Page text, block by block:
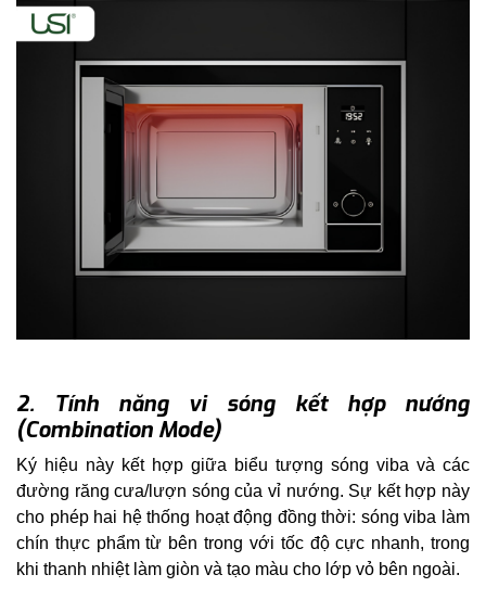
2. Tính năng vi sóng kết hợp nướng
(Combination Mode)
Ký hiệu này kết hợp giữa biểu tượng sóng viba và các
đường răng cưa/lượn sóng của vỉ nướng. Sự kết hợp này
cho phép hai hệ thống hoạt động đồng thời: sóng viba làm
chín thực phẩm từ bên trong với tốc độ cực nhanh, trong
khi thanh nhiệt làm giòn và tạo màu cho lớp vỏ bên ngoài.